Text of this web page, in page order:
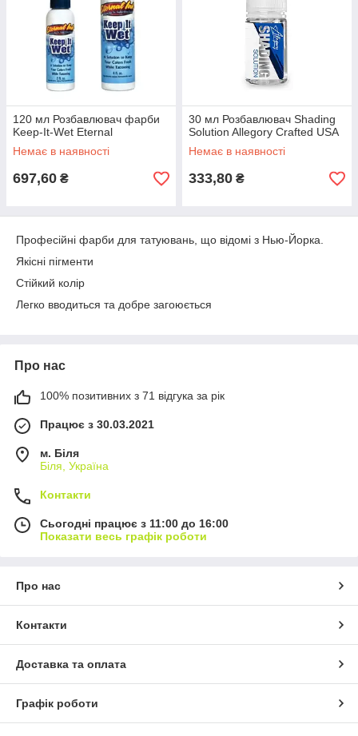
120 мл Розбавлювач фарби
Keep-It-Wet Eternal
Немає в наявності
697,60 ₴
30 мл Розбавлювач Shading
Solution Allegory Crafted USA
Немає в наявності
333,80 ₴
Професійні фарби для татуювань, що відомі з Нью-Йорка.
Якісні пігменти
Стійкий колір
Легко вводиться та добре загоюється
Про нас
100% позитивних з 71 відгука за рік
Працює з 30.03.2021
м. Біля
Біля, Україна
Контакти
Сьогодні працює з 11:00 до 16:00
Показати весь графік роботи
Про нас
Контакти
Доставка та оплата
Графік роботи